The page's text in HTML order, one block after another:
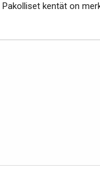
Pakolliset kentät on